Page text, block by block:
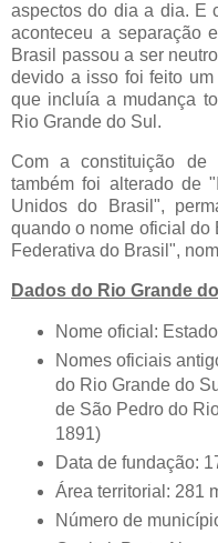
aspectos do dia a dia. E
aconteceu a separação
Brasil passou a ser
devido a isso foi feito
que incluía a mudança
Rio Grande do Sul.
Com a constituição de
também foi alterado de
Unidos do Brasil",
quando o nome oficial do
Federativa do Brasil",
Dados do Rio Grande do
Nome oficial:
Nomes oficiais
do Rio Grande do
de São Pedro do
1891)
Data de fundação:
Área territorial: 281
Número de